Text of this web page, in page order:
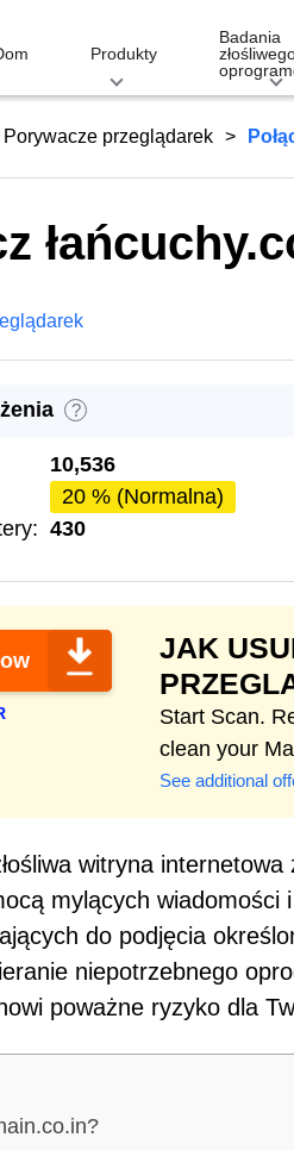
Produkty
Badania
Porywacze przeglądarek
?
10,536
20 % (Normalna)
430
JAK
Start Scan.
clean your
See additional
witryna
mylących wiadomości
do podjęcia
niepotrzebnego
poważne ryzyko dla